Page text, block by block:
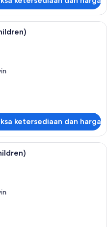
ketersediaan dan harga